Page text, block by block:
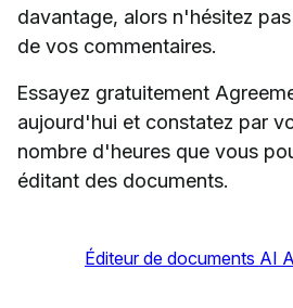
davantage, alors n'hésitez
de vos commentaires.
Essayez gratuitement
aujourd'hui et constatez par
nombre d'heures que vous
éditant des documents.
Éditeur de documents AI